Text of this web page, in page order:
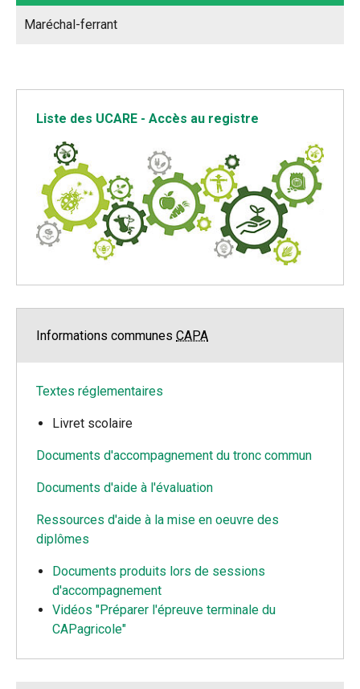
Maréchal-ferrant
Liste des UCARE - Accès au registre
Informations communes CAPA
Textes réglementaires
Livret scolaire
Documents d'accompagnement du tronc commun
Documents d'aide à l'évaluation
Ressources d'aide à la mise en oeuvre des
diplômes
Documents produits lors de sessions
d'accompagnement
Vidéos "Préparer l'épreuve terminale du
CAPagricole"